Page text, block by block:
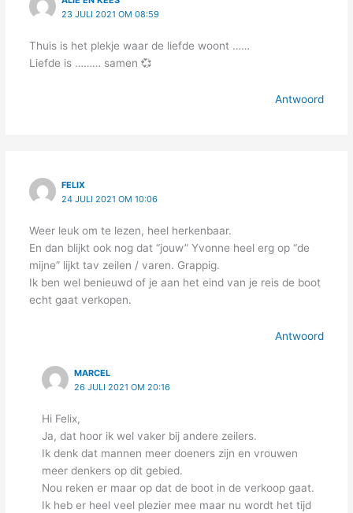
23 JULI 2021 OM 08:59
Thuis is het plekje waar de liefde woont ……
Liefde is ……… samen 💞
Antwoord
FELIX
24 JULI 2021 OM 10:06
Weer leuk om te lezen, heel herkenbaar.
En dan blijkt ook nog dat “jouw” Yvonne heel erg op “de
mijne” lijkt tav zeilen / varen. Grappig.
Ik ben wel benieuwd of je aan het eind van je reis de boot
echt gaat verkopen.
Antwoord
MARCEL
26 JULI 2021 OM 20:16
Hi Felix,
Ja, dat hoor ik wel vaker bij andere zeilers.
Ik denk dat mannen meer doeners zijn en vrouwen
meer denkers op dit gebied.
Nou reken er maar op dat de boot in de verkoop gaat.
Ik heb er heel veel plezier mee maar nu wordt het tijd